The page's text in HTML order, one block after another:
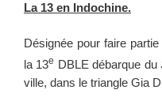
La 13 en Indochine.
Désignée pour faire
la 13e DBLE débarque du
ville, dans le triangle Gia